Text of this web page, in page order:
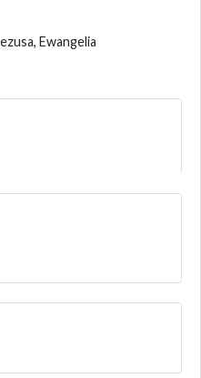
Ewangelia